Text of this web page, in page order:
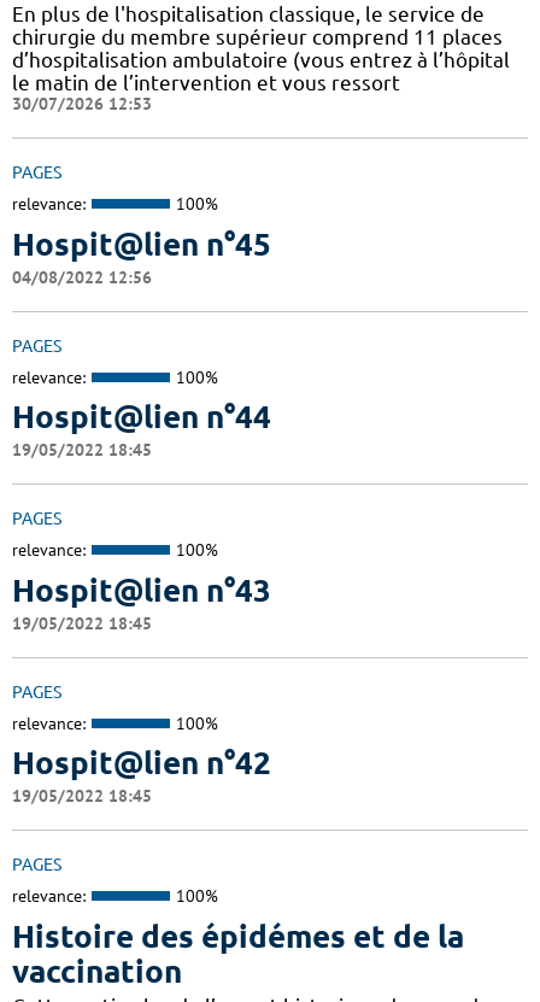
En plus de l'hospitalisation classique, le service de
chirurgie du membre supérieur comprend 11 places
d’hospitalisation ambulatoire (vous entrez à l’hôpital
le matin de l’intervention et vous ressort
30/07/2026 12:53
PAGES
relevance: 100%
Hospit@lien n°45
04/08/2022 12:56
PAGES
relevance: 100%
Hospit@lien n°44
19/05/2022 18:45
PAGES
relevance: 100%
Hospit@lien n°43
19/05/2022 18:45
PAGES
relevance: 100%
Hospit@lien n°42
19/05/2022 18:45
PAGES
relevance: 100%
Histoire des épidémes et de la
vaccination